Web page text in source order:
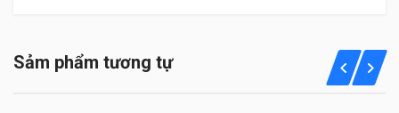
Sảm phẩm tương tự